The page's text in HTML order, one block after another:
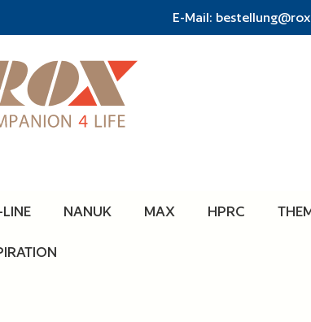
E-Mail:
NANUK MAX HPRC